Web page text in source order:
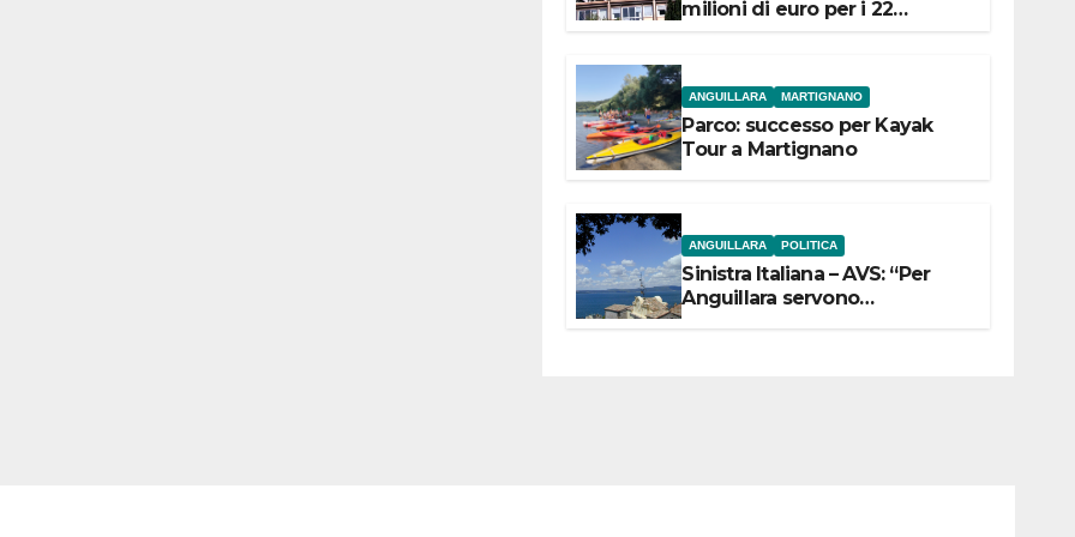
milioni di euro per i 22
ANGUILLARA MARTIGNANO
Parco: successo per Kayak
Tour a Martignano
ANGUILLARA POLITICA
Sinistra Italiana – AVS: “Per
Anguillara servono